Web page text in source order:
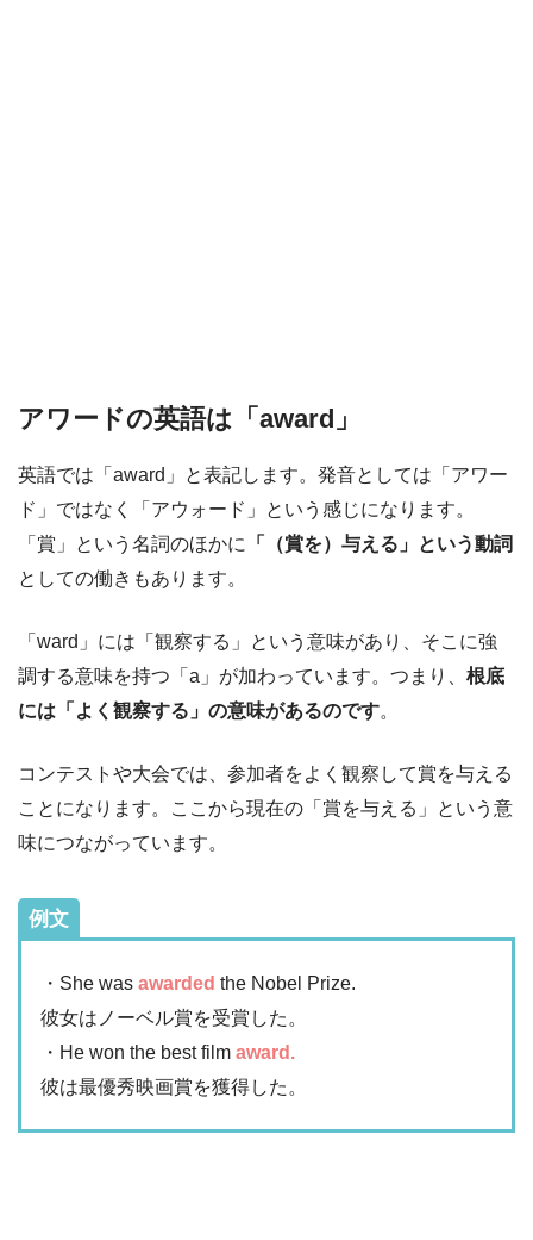
アワードの英語は「award」
英語では「award」と表記します。発音としては「アワー
ド」ではなく「アウォード」という感じになります。
「賞」という名詞のほかに 「（賞を）与える」という動詞
としての働きもあります。
「ward」には「観察する」という意味があり、そこに強
調する意味を持つ「a」が加わっています。つまり、 根底
には「よく観察する」の意味があるのです。
コンテストや大会では、参加者をよく観察して賞を与える
ことになります。ここから現在の「賞を与える」という意
味につながっています。
例文
・She was awarded the Nobel Prize.
彼女はノーベル賞を受賞した。
・He won the best film award.
彼は最優秀映画賞を獲得した。